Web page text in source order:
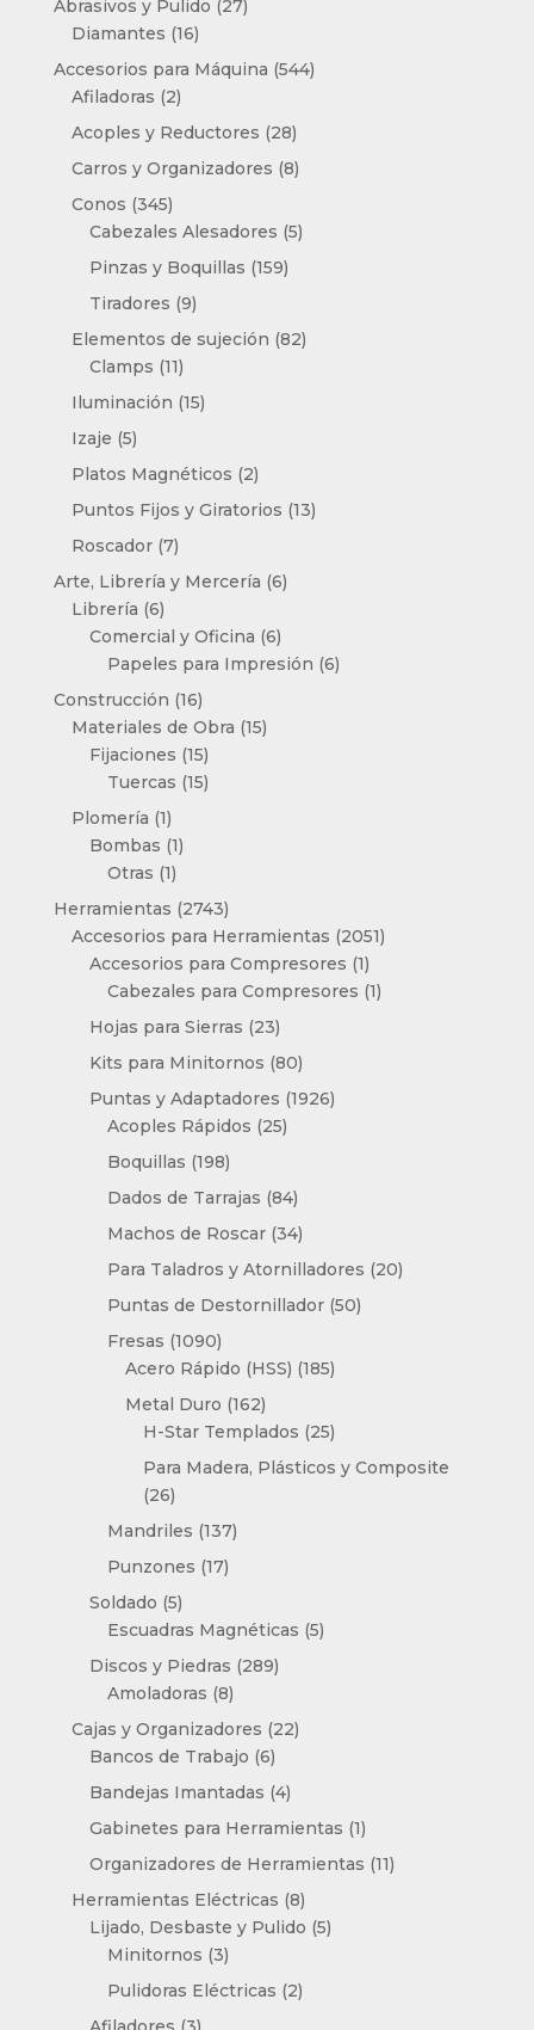
Abrasivos y Pulido 2727
Diamantes 1616
productos
Accesorios para Máquina 544544
Afiladoras 22
productos
Acoples y Reductores 2828
productos
Carros y Organizadores 88
Conos 345345
productos
Cabezales Alesadores 55
Pinzas y Boquillas 159159
Tiradores 99
productos
Elementos de sujeción 8282
Clamps 1111
productos
Iluminación 1515
Izaje 55
productos
Platos Magnéticos 22
productos
Puntos Fijos y Giratorios 1313
Roscador 77
productos
Arte, Librería y Mercería 66
Librería 66
productos
Comercial y Oficina 66
productos
Papeles para Impresión 66
Construcción 1616
productos
Materiales de Obra 1515
Fijaciones 1515
productos
Tuercas 1515
Plomería 11
producto
Bombas 11
Otras 11
producto
Herramientas 27432743
productos
Accesorios para Herramientas 20512051
Accesorios para Compresores 11
producto
Cabezales para Compresores 11
Hojas para Sierras 2323
productos
Kits para Minitornos 8080
productos
Puntas y Adaptadores 19261926
Acoples Rápidos 2525
Boquillas 198198
productos
Dados de Tarrajas 8484
productos
Machos de Roscar 3434
productos
Para Taladros y Atornilladores 2020
Puntas de Destornillador 5050
Fresas 10901090
productos
Acero Rápido (HSS) 185185
Metal Duro 162162
productos
H-Star Templados 2525
productos
Para Madera, Plásticos y Composite
2626
productos
Mandriles 137137
Punzones 1717
Soldado 55
productos
Escuadras Magnéticas 55
Discos y Piedras 289289
Amoladoras 88
productos
Cajas y Organizadores 2222
Bancos de Trabajo 66
productos
Bandejas Imantadas 44
productos
Gabinetes para Herramientas 11
producto
Organizadores de Herramientas 1111
Herramientas Eléctricas 88
productos
Lijado, Desbaste y Pulido 55
Minitornos 33
productos
Pulidoras Eléctricas 22
3